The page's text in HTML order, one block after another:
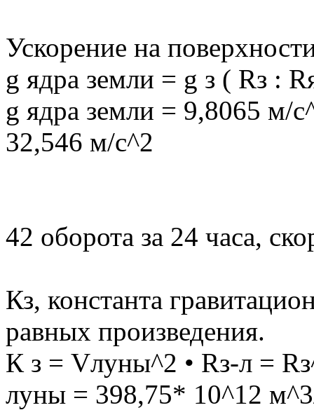
Ускорение на
g ядра земли = g з ( Rз :
g ядра земли = 9,8065 м/
32,546 м/с^2
42 оборота за 24 часа,
Кз, константа
равных произведения.
К з = Vлуны^2 • Rз-л =
луны = 398,75* 10^12